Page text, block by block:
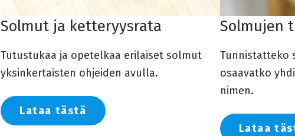
Solmut ja ketteryysrata
Tutustukaa ja opetelkaa erilaiset solmut
yksinkertaisten ohjeiden avulla.
Lataa tästä
Solmujen
Tunnistatteko
osaavatko
nimen.
Lataa